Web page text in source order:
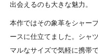
出会えるのも大きな魅力。
本作ではその象革をシャー
ースに仕立てました。シャ
マルなサイズで気軽に携帯